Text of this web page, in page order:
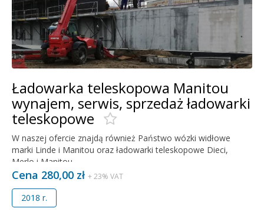
Ładowarka teleskopowa Manitou
wynajem, serwis, sprzedaż ładowarki
teleskopowe
W naszej ofercie znajdą również Państwo wózki widłowe
marki Linde i Manitou oraz ładowarki teleskopowe Dieci,
Merlo i Manitou.
Cena 280,00 zł + 23% VAT
2018 r.